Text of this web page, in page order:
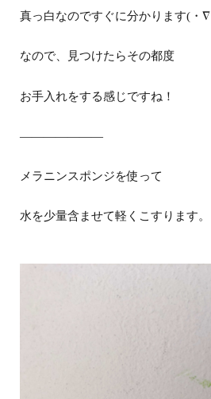
真っ白なのですぐに分かります( ・ ∇
なので、見つけたらその都度
お手入れをする感じですね！
———————
メラニンスポンジを使って
水を少量含ませて軽くこすります。